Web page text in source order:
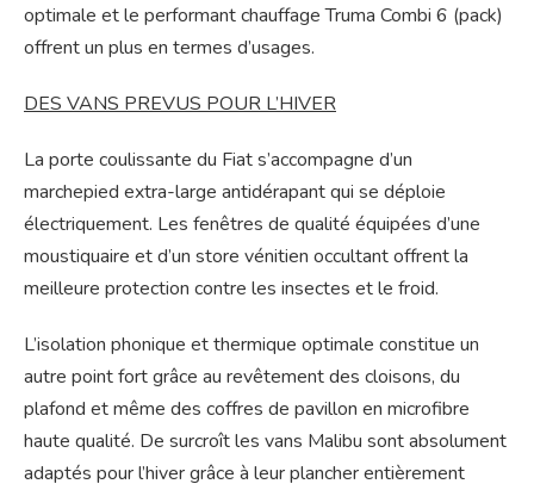
optimale et le performant chauffage Truma Combi 6 (pack)
offrent un plus en termes d’usages.
DES VANS PREVUS POUR L’HIVER
La porte coulissante du Fiat s’accompagne d’un
marchepied extra-large antidérapant qui se déploie
électriquement. Les fenêtres de qualité équipées d’une
moustiquaire et d’un store vénitien occultant offrent la
meilleure protection contre les insectes et le froid.
L’isolation phonique et thermique optimale constitue un
autre point fort grâce au revêtement des cloisons, du
plafond et même des coffres de pavillon en microfibre
haute qualité. De surcroît les vans Malibu sont absolument
adaptés pour l’hiver grâce à leur plancher entièrement